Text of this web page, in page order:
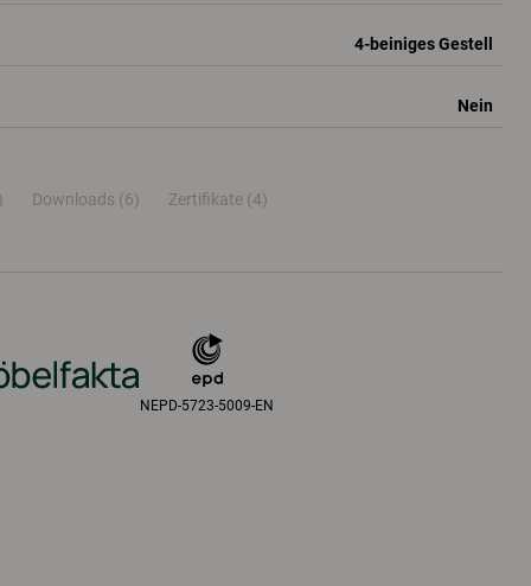
4-beiniges Gestell
Nein
Downloads (6) Zertifikate (4)
NEPD-5723-5009-EN